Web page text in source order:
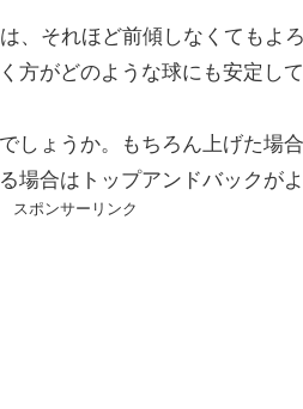
、それほど前傾しなくてもよ
方がどのような球にも安定し
しょうか。もちろん上げた場
場合はトップアンドバックが
スポンサーリンク